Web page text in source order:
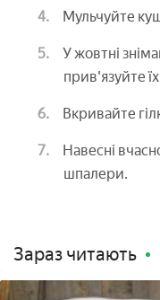
Мульчуйте
У жовтні
прив'язуйте
Вкривайте
Навесні
шпалери.
Зараз читають